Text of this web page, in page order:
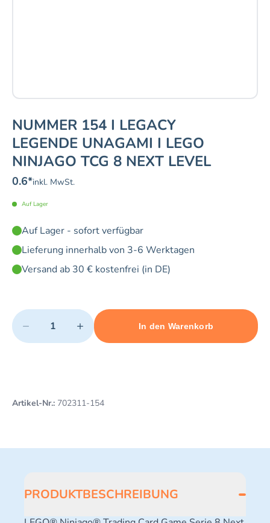
NUMMER 154 I LEGACY
LEGENDE UNAGAMI I LEGO
NINJAGO TCG 8 NEXT LEVEL
0.6*inkl. MwSt.
Auf Lager
Auf Lager - sofort verfügbar
Lieferung innerhalb von 3-6 Werktagen
Versand ab 30 € kostenfrei (in DE)
Quantity
− +
Minimum quantity: 1 Maximum quantity: 3
In den Warenkorb
Add 1 item to cart
Artikel-Nr.: 702311-154
PRODUKTBESCHREIBUNG